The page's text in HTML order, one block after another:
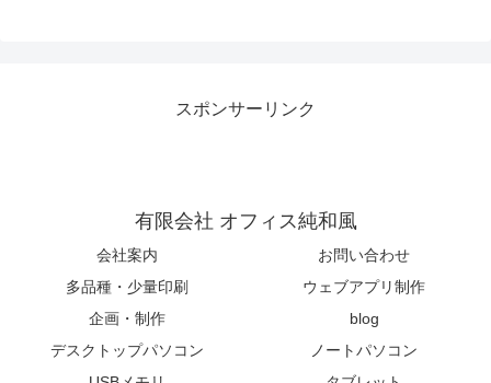
スポンサーリンク
有限会社 オフィス純和風
会社案内
お問い合わせ
多品種・少量印刷
ウェブアプリ制作
企画・制作
blog
デスクトップパソコン
ノートパソコン